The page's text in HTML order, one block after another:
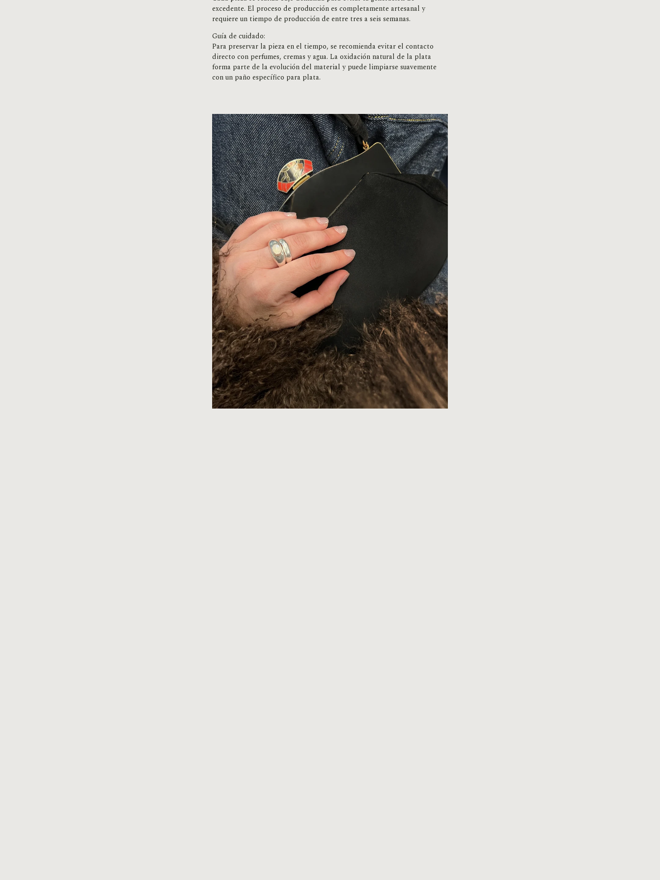
excedente. El proceso de producción es completamente artesanal y
requiere un tiempo de producción de entre tres a seis semanas.
Guía de cuidado:
Para preservar la pieza en el tiempo, se recomienda evitar el contacto
directo con perfumes, cremas y agua. La oxidación natural de la plata
forma parte de la evolución del material y puede limpiarse suavemente
con un paño específico para plata.